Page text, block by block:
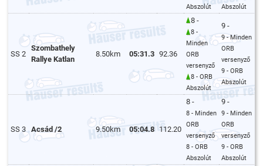
Abszolút
Abszolút
SS 2
Szombathely
Rallye Katlan
8.50km 05:31.3 92.36
8 -
8 -
Minden
ORB
versenyző
8 - ORB
Abszolút
9 -
9 - Minden
ORB
versenyző
9 - ORB
Abszolút
SS 3 Acsád /2 9.50km 05:04.8 112.20
8 -
8 - Minden
ORB
versenyző
8 - ORB
Abszolút
9 -
9 - Minden
ORB
versenyző
9 - ORB
Abszolút